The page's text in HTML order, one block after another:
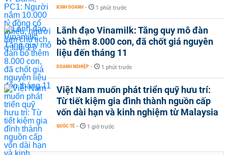
KINH DOANH - 1 phút trước
Lãnh đạo Vinamilk: Tăng quy mô đàn
bò thêm 8.000 con, đã chốt giá nguyên
liệu đến tháng 11
DOANH NGHIỆP - 1 phút trước
Việt Nam muốn phát triển quỹ hưu trí:
Từ tiết kiệm gia đình thành nguồn cấp
vốn dài hạn và kinh nghiệm từ Malaysia
QUỐC TẾ - 1 giờ trước